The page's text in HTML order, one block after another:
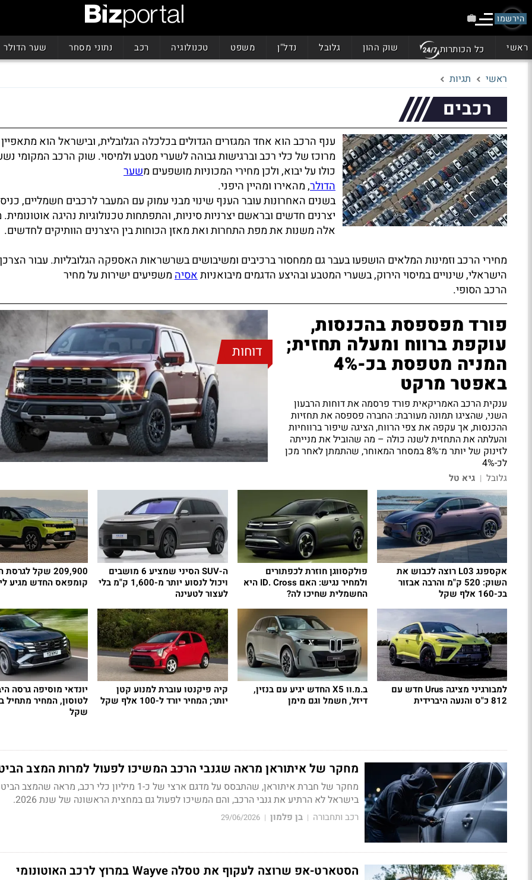
הירשמו
ראשי כל הכותרות שוק ההון גלובל נדל"ן משפט טכנולוגיה רכב נתוני מסחר שער הדולר
ראשי תגיות
רכבים
ענף הרכב הוא אחד המגזרים הגדולים בכלכלה הגלובלית, ובישראל הוא מתאפיין
מרוכז של כלי רכב וברגישות גבוהה לשערי מטבע ולמיסוי. שוק הרכב המקומי
כולו על יבוא, ולכן מחירי המכוניות מושפעים משער
הדולר, מהאירו ומהיין היפני.
בשנים האחרונות עובר הענף שינוי מבני עמוק עם המעבר לרכבים חשמליים,
יצרנים חדשים ובראשם יצרניות סיניות, והתפתחות טכנולוגיות נהיגה
אלה משנות את מפת התחרות ואת מאזן הכוחות בין היצרנים הוותיקים לחדשים.
מחירי הרכב וזמינות המלאים הושפעו בעבר גם ממחסור ברכיבים ומשיבושים בשרשראות האספקה הגלובליות. עבור הצרכן
הישראלי, שינויים במיסוי הירוק, בשערי המטבע ובהיצע הדגמים מיבואניותאסיהמשפיעים ישירות על מחיר
הרכב הסופי.
פורד מפספסת בהכנסות,
עוקפת ברווח ומעלה תחזית;
המניה מטפסת בכ-4%
באפטר מרקט
ענקית הרכב האמריקאית פורד פרסמה את דוחות הרבעון
השני, שהציגו תמונה מעורבת: החברה פספסה את תחזיות
ההכנסות, אך עקפה את צפי הרווח, הציגה שיפור ברווחיות
והעלתה את התחזית לשנה כולה – מה שהוביל את מנייתה
לזינוק של יותר מ־8% במסחר המאוחר, שהתמתן לאחר מכן
לכ-4%
גלובל | גיא טל
דוחות
אקספנג L03 רוצה לכבוש את
השוק: 520 ק"מ והרבה אבזור
בכ-160 אלף שקל
פולקסווגן חוזרת לכפתורים
ולמחיר נגיש: האם ID. Cross היא
החשמלית שחיכו לה?
ה-SUV הסיני שמציע 6 מושבים
ויכול לנסוע יותר מ-1,600 ק"מ בלי
לעצור לטעינה
209,900 שקל
קומפאס החדש מגיע
למבורגיני מציגה Urus חדש עם
812 כ"ס והנעה היברידית
ב.מ.וו X5 החדש יגיע עם בנזין,
דיזל, חשמל וגם מימן
קיה פיקנטו עוברת למנוע קטן
יותר; המחיר יורד ל-100 אלף שקל
יונדאי מוסיפה גרסה
שקל
מחקר של איתוראן מראה שגנבי הרכב המשיכו לפעול למרות המצב
מחקר של חברת איתוראן, שהתבסס על מדגם ארצי של כ-1 מיליון כלי רכב, מראה
בישראל לא הרתיע את גנבי הרכב, והם המשיכו לפעול גם במחצית הראשונה של שנת 2026.
רכב ותחבורה | בן פלמון |
29/06/2026
הסטארט-אפ שרוצה לעקוף את טסלה Wayve במרוץ לרכב האוטונומי